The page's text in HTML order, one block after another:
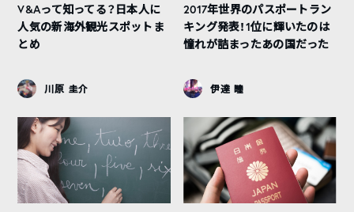
V&Aって知ってる？日本人に
人気の新海外観光スポットま
とめ
川原 圭介
2017年世界のパスポートラン
キング発表！1位に輝いたのは
憧れが詰まったあの国だった
伊達 瞳